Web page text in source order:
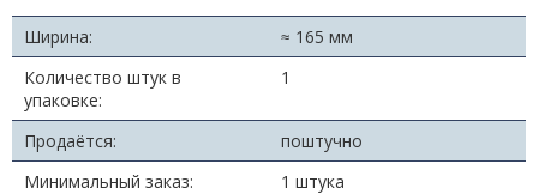
Ширина:
≈ 165 мм
Количество штук в
упаковке:
1
Продаётся:
поштучно
Минимальный заказ:
1 штука